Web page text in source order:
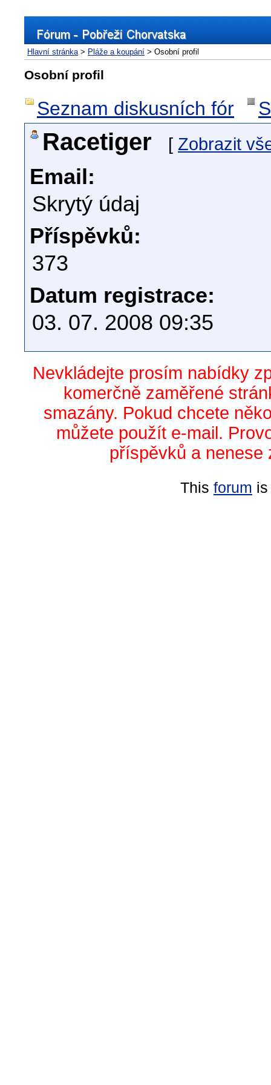
Hlavní stránka> Pláže a koupání > Osobní profil
Osobní profil
Seznam diskusních fór
Racetiger [ Zobrazit
Email:
Skrytý údaj
Příspěvků:
373
Datum registrace:
03. 07. 2008 09:35
Nevkládejte prosím nabídky
komerčně zaměřené
smazány. Pokud chcete
můžete použít e-mail.
příspěvků a nenese
This forum